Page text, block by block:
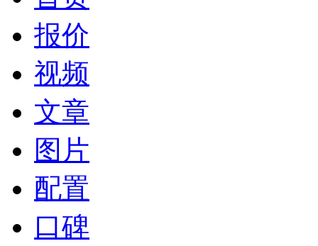
报价
视频
文章
图片
配置
口碑